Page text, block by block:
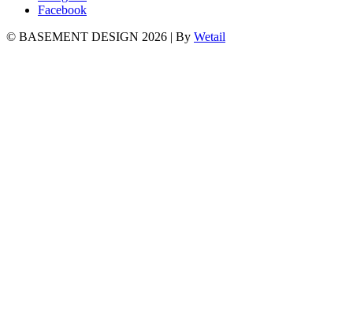
Facebook
© BASEMENT DESIGN 2026 | By Wetail